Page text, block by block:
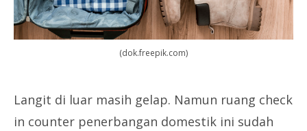
(dok.freepik.com)
Langit di luar masih gelap. Namun ruang check
in counter penerbangan domestik ini sudah